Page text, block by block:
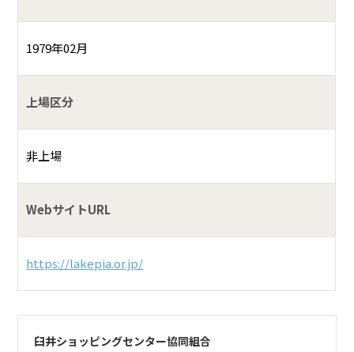
1979年02月
上場区分
非上場
WebサイトURL
https://lakepia.or.jp/
臼井ショッピングセンター協同組合